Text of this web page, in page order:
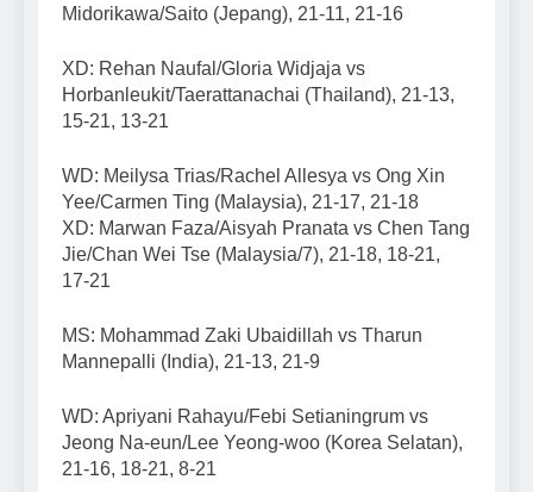
Midorikawa/Saito (Jepang), 21-11, 21-16
XD: Rehan Naufal/Gloria Widjaja vs
Horbanleukit/Taerattanachai (Thailand), 21-13,
15-21, 13-21
WD: Meilysa Trias/Rachel Allesya vs Ong Xin
Yee/Carmen Ting (Malaysia), 21-17, 21-18
XD: Marwan Faza/Aisyah Pranata vs Chen Tang
Jie/Chan Wei Tse (Malaysia/7), 21-18, 18-21,
17-21
MS: Mohammad Zaki Ubaidillah vs Tharun
Mannepalli (India), 21-13, 21-9
WD: Apriyani Rahayu/Febi Setianingrum vs
Jeong Na-eun/Lee Yeong-woo (Korea Selatan),
21-16, 18-21, 8-21